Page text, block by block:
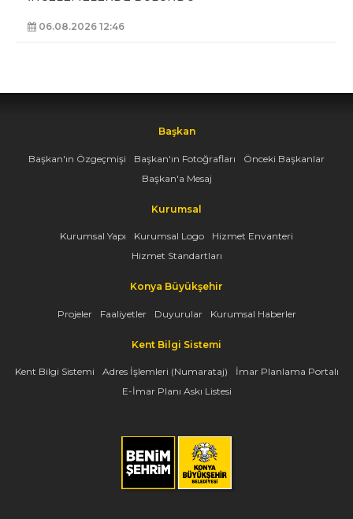
06.08.2026 12:46
Başkan
Başkan'ın Özgeçmişi Başkan'ın Fotoğrafları
Önceki Başkanlar
Başkan'a Mesaj
Kurumsal
Kurumsal Yapı Kurumsal Logo
Hizmet Envanteri
Hizmet Standartları
Konya Büyükşehir
Projeler Faaliyetler Duyurular Kurumsal Haberler
Kent Bilgi Sistemi
Kent Bilgi Sistemi Adres İşlemleri (Numarataj)
İmar Planlama Portalı
E-İmar Planı Askı Listesi